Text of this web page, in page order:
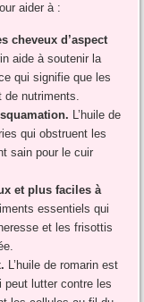
aider à :
cheveux d’aspect
aide à soutenir la
qui signifie que les
de nutriments.
L’huile de
qui obstruent les
sain pour le cuir
et plus faciles à
essentiels qui
et les frisottis
L’huile de romarin est
peut lutter contre les